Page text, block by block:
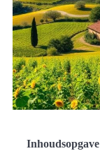
Inhoudsopgave